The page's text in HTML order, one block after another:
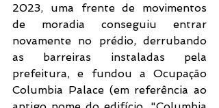
2023, uma frente de movimentos
de moradia conseguiu entrar
novamente no prédio, derrubando
as barreiras instaladas pela
prefeitura, e fundou a Ocupação
Columbia Palace (em referência ao